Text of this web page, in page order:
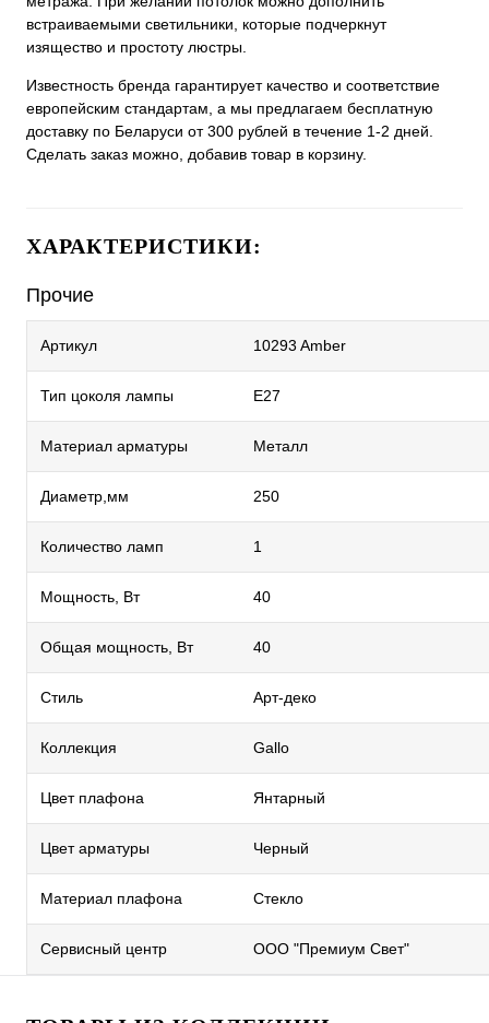
встраиваемыми светильники, которые подчеркнут
изящество и простоту люстры.
Известность бренда гарантирует качество и соответствие
европейским стандартам, а мы предлагаем бесплатную
доставку по Беларуси от 300 рублей в течение 1-2 дней.
Сделать заказ можно, добавив товар в корзину.
ХАРАКТЕРИСТИКИ:
Прочие
Артикул 10293 Amber
Тип цоколя лампы E27
Материал арматуры Металл
Диаметр,мм 250
Количество ламп 1
Мощность, Вт 40
Общая мощность, Вт 40
Стиль Арт-деко
Коллекция Gallo
Цвет плафона Янтарный
Цвет арматуры Черный
Материал плафона Стекло
Сервисный центр ООО "Премиум Свет"